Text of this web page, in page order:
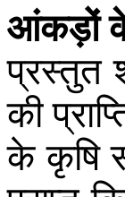
आंकड़ों
प्रस्तुत
की
के कृषि